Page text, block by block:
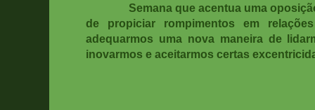
Semana que acentua uma oposição
de propiciar rompimentos em
adequarmos uma nova maneira de
inovarmos e aceitarmos certas